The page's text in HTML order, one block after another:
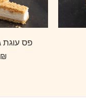
פס עוגת
₪